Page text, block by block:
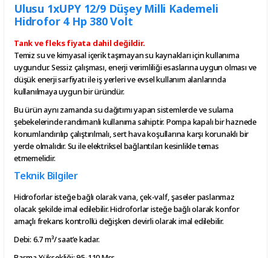
Ulusu 1xUPY 12/9 Düşey Milli Kademeli
Hidrofor 4 Hp 380 Volt
Tank ve fleks fiyata dahil değildir.
Temiz su ve kimyasal içerik taşımayan su kaynakları için kullanıma
uygundur. Sessiz çalışması, enerji verimliliği esaslarına uygun olması ve
düşük enerji sarfiyatı ile iş yerleri ve evsel kullanım alanlarında
kullanılmaya uygun bir üründür.
Bu ürün aynı zamanda su dağıtımı yapan sistemlerde ve sulama
şebekelerinde randımanlı kullanıma sahiptir. Pompa kapalı bir haznede
konumlandırılıp çalıştırılmalı, sert hava koşullarına karşı korunaklı bir
yerde olmalıdır. Su ile elektriksel bağlantıları kesinlikle temas
etmemelidir.
Teknik Bilgiler
Hidroforlar isteğe bağlı olarak vana, çek-valf, şaseler paslanmaz
olacak şekilde imal edilebilir. Hidroforlar isteğe bağlı olarak konfor
amaçlı frekans kontrollü değişken devirli olarak imal edilebilir.
Debi: 6.7 m³/ saat’e kadar.